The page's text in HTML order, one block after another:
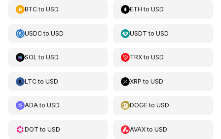
BTCto USD ETH toUSD
USDCto USD USDT toUSD
SOL to USD TRXtoUSD
LTCto USD XRP toUSD
ADAto USD DOGEtoUSD
DOT to USD AVAXtoUSD